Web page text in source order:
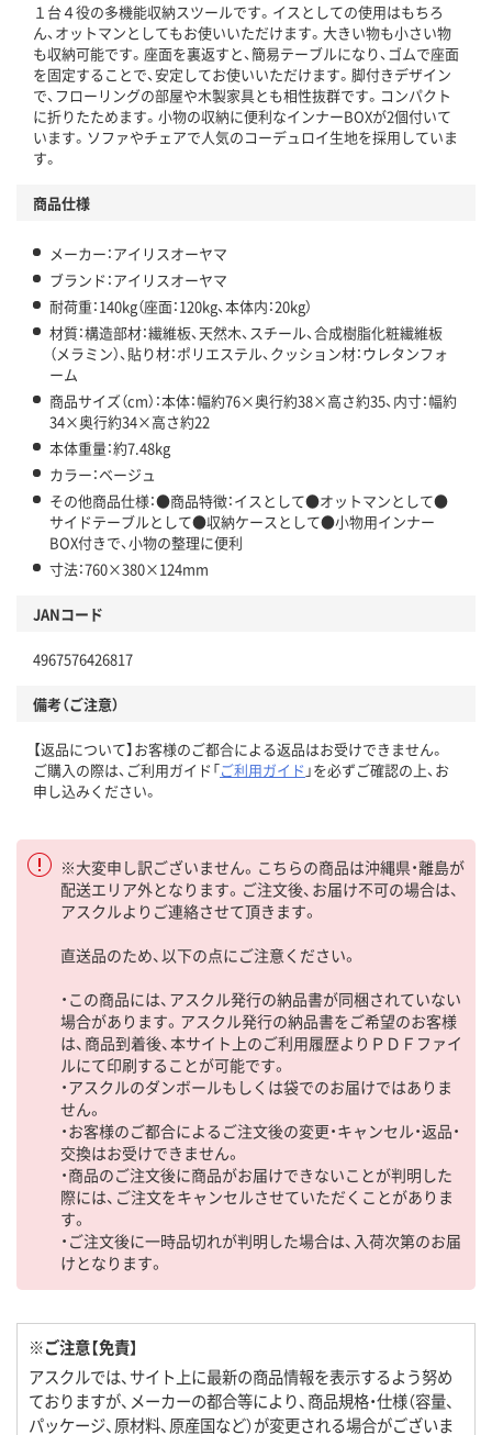
１台４役の多機能収納スツールです。イスとしての使用はもちろ
ん、オットマンとしてもお使いいただけます。大きい物も小さい物
も収納可能です。座面を裏返すと、簡易テーブルになり、ゴムで座面
を固定することで、安定してお使いいただけます。脚付きデザイン
で、フローリングの部屋や木製家具とも相性抜群です。コンパクト
に折りたためます。小物の収納に便利なインナーBOXが2個付いて
います。ソファやチェアで人気のコーデュロイ生地を採用していま
す。
商品仕様
メーカー：アイリスオーヤマ
ブランド：アイリスオーヤマ
耐荷重：140kg（座面：120kg、本体内：20kg）
材質：構造部材：繊維板、天然木、スチール、合成樹脂化粧繊維板
（メラミン）、貼り材：ポリエステル、クッション材：ウレタンフォ
ーム
商品サイズ（cm）：本体：幅約76×奥行約38×高さ約35、内寸：幅約
34×奥行約34×高さ約22
本体重量：約7.48kg
カラー：ベージュ
その他商品仕様：●商品特徴：イスとして●オットマンとして●
サイドテーブルとして●収納ケースとして●小物用インナー
BOX付きで、小物の整理に便利
寸法：760×380×124mm
JANコード
4967576426817
備考（ご注意）
【返品について】お客様のご都合による返品はお受けできません。
ご購入の際は、ご利用ガイド「ご利用ガイド 」を必ずご確認の上、お
申し込みください。
※大変申し訳ございません。こちらの商品は沖縄県・離島が
配送エリア外となります。ご注文後、お届け不可の場合は、
アスクルよりご連絡させて頂きます。
直送品のため、以下の点にご注意ください。
・この商品には、アスクル発行の納品書が同梱されていない
場合があります。アスクル発行の納品書をご希望のお客様
は、商品到着後、本サイト上のご利用履歴よりＰＤＦファイ
ルにて印刷することが可能です。
・アスクルのダンボールもしくは袋でのお届けではありま
せん。
・お客様のご都合によるご注文後の変更・キャンセル・返品・
交換はお受けできません。
・商品のご注文後に商品がお届けできないことが判明した
際には、ご注文をキャンセルさせていただくことがありま
す。
・ご注文後に一時品切れが判明した場合は、入荷次第のお届
けとなります。
※ご注意【免責】
アスクルでは、サイト上に最新の商品情報を表示するよう努め
ておりますが、メーカーの都合等により、商品規格・仕様（容量、
パッケージ、原材料、原産国など）が変更される場合がございま